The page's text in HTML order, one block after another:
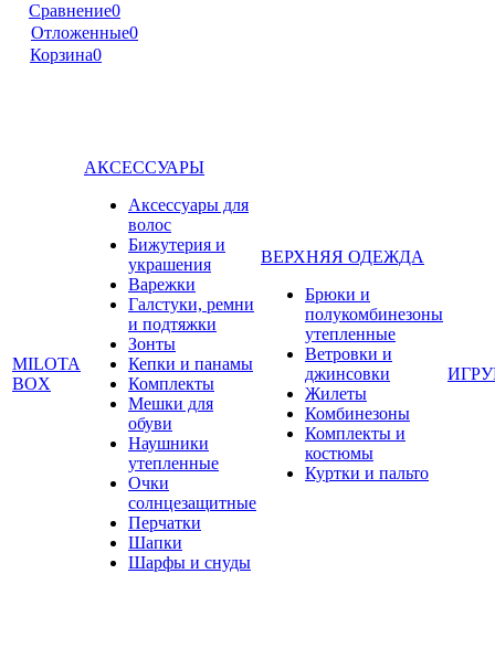
Сравнение0
Отложенные0
Корзина0
MILOTA
BOX
АКСЕССУАРЫ
Аксессуары для
волос
Бижутерия и
украшения
Варежки
Галстуки, ремни
и подтяжки
Зонты
Кепки и панамы
Комплекты
Мешки для
обуви
Наушники
утепленные
Очки
солнцезащитные
Перчатки
Шапки
Шарфы и снуды
ВЕРХНЯЯ ОДЕЖДА
Брюки и
полукомбинезоны
утепленные
Ветровки и
джинсовки
Жилеты
Комбинезоны
Комплекты и
костюмы
Куртки и пальто